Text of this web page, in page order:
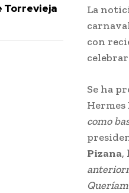
Torrevieja
La
con
Se ha
Hermes
como
Pizana,